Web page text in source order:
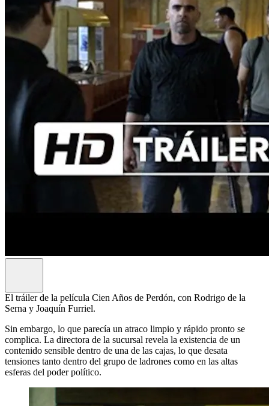
El tráiler de la película Cien Años de Perdón, con Rodrigo de la
Serna y Joaquín Furriel.
Sin embargo, lo que parecía un atraco limpio y rápido pronto se
complica. La directora de la sucursal revela la existencia de un
contenido sensible dentro de una de las cajas, lo que desata
tensiones tanto dentro del grupo de ladrones como en las altas
esferas del poder político.